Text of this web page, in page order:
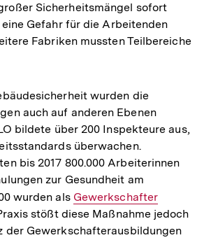
Sicherheitsmängel sofort
Gefahr für die Arbeitenden
Fabriken mussten Teilbereiche
wurden die
auch auf anderen Ebenen
bildete über 200 Inspekteure aus,
überwachen.
bis 2017 800.000 Arbeiterinnen
zur Gesundheit am
wurden als Interner
Link:
Gewerkschafter
stößt diese Maßnahme jedoch
der Gewerkschafterausbildungen